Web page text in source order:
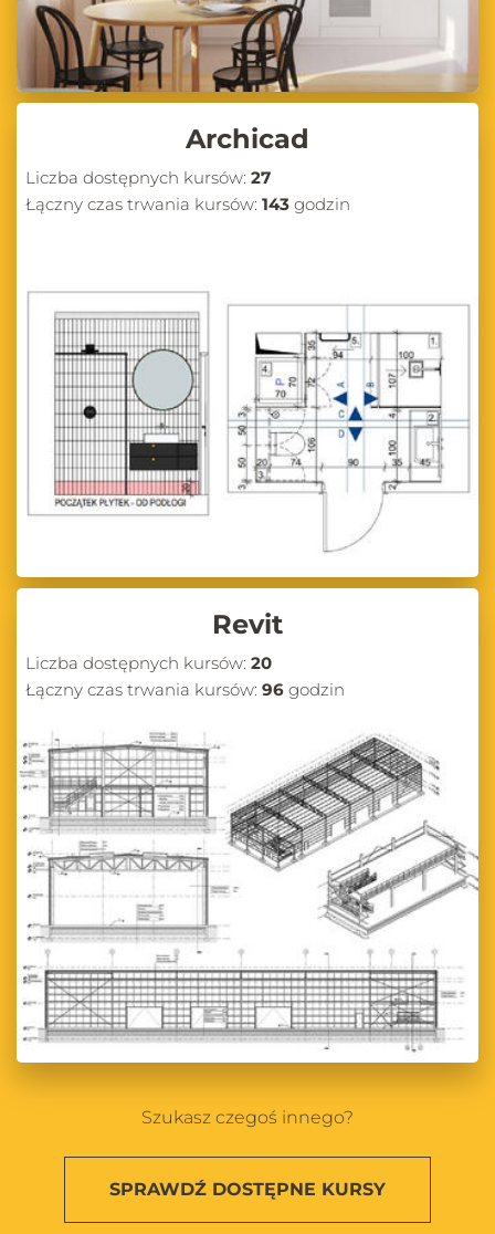
Archicad
Liczba dostępnych kursów: 27
Łączny czas trwania kursów: 143 godzin
Revit
Liczba dostępnych kursów: 20
Łączny czas trwania kursów: 96 godzin
Szukasz czegoś innego?
SPRAWDŹ DOSTĘPNE KURSY